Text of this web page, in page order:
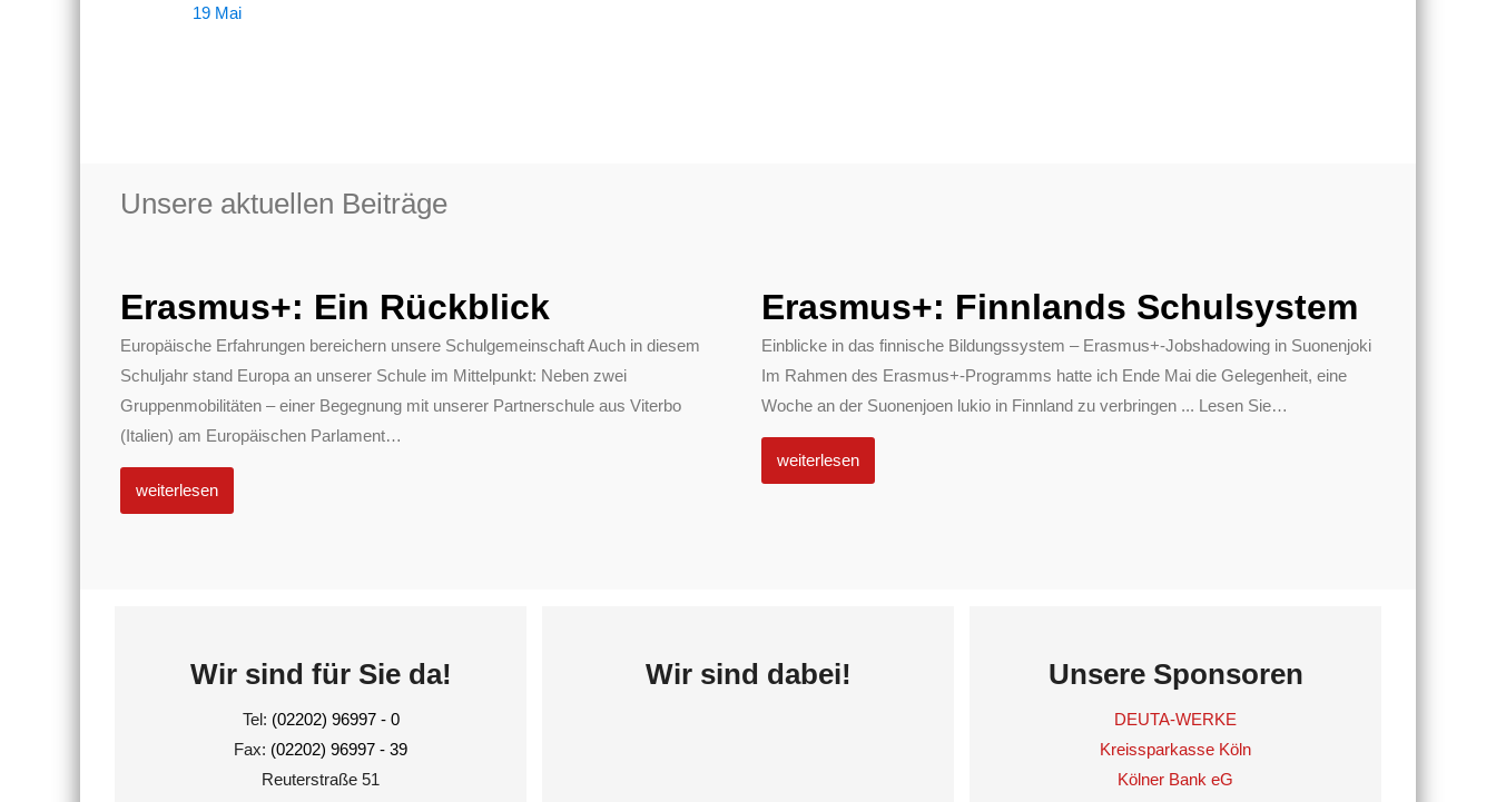
19 Mai
Unsere aktuellen Beiträge
Erasmus+: Ein Rückblick
Europäische Erfahrungen bereichern unsere Schulgemeinschaft Auch in diesem
Schuljahr stand Europa an unserer Schule im Mittelpunkt: Neben zwei
Gruppenmobilitäten – einer Begegnung mit unserer Partnerschule aus Viterbo
(Italien) am Europäischen Parlament…
weiterlesen
Erasmus+: Finnlands Schulsystem
Einblicke in das finnische Bildungssystem – Erasmus+-Jobshadowing in Suonenjoki
Im Rahmen des Erasmus+-Programms hatte ich Ende Mai die Gelegenheit, eine
Woche an der Suonenjoen lukio in Finnland zu verbringen ... Lesen Sie…
weiterlesen
Wir sind für Sie da!
Tel: (02202) 96997 - 0
Fax: (02202) 96997 - 39
Reuterstraße 51
Wir sind dabei! Unsere Sponsoren
DEUTA-WERKE
Kreissparkasse Köln
Kölner Bank eG